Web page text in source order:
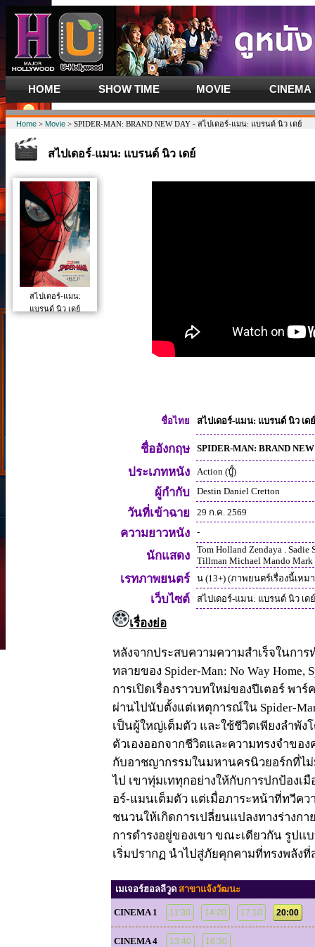
HOME SHOW TIME MOVIE CINEMA
Home > Movie > SPIDER-MAN: BRAND NEW DAY - สไปเดอร์-แมน: แบรนด์ นิว เดย์
สไปเดอร์-แมน: แบรนด์ นิว เดย์
สไปเดอร์-แมน:
แบรนด์ นิว เดย์
ชื่อไทย สไปเดอร์-แมน: แบรนด์ นิว เดย์
ชื่ออังกฤษ SPIDER-MAN: BRAND
ประเภทหนัง Action (บู๊์)
ผู้กำกับ Destin Daniel Cretton
วันที่เข้าฉาย 29 ก.ค. 2569
ความยาวหนัง -
นักแสดง
Tom Holland Zendaya . Sadie
Tillman Michael Mando Mark
เรทภาพยนตร์ น (13+) (ภาพยนตร์เรื่องนี้เห
เว็บไซต์ สไปเดอร์-แมน: แบรนด์ นิว เดย์
เรื่องย่อ
หลังจากประสบความความสำเร็จในกา
ทลายของ Spider-Man: No Way Home,
การเปิดเรื่องราวบทใหม่ของปีเตอร์ พา
ผ่านไปนับตั้งแต่เหตุการณ์ใน Spider-
เป็นผู้ใหญ่เต็มตัว และใช้ชีวิตเพียงลำพั
ตัวเองออกจากชีวิตและความทรงจำขอ
กับอาชญากรรมในมหานครนิวยอร์กที่ไ
ไป เขาทุ่มเททุกอย่างให้กับการปกป้องเ
อร์-แมนเต็มตัว แต่เมื่อภาระหน้าที่ทวีค
ชนวนให้เกิดการเปลี่ยนแปลงทางร่างก
การดำรงอยู่ของเขา ขณะเดียวกัน รูป
เริ่มปรากฏ นำไปสู่ภัยคุกคามที่ทรงพลังที่
เมเจอร์ฮอลลีวูด สาขาแจ้งวัฒนะ
CINEMA 1 11:30 14:20 17:10 20:00
CINEMA 4 13:40 16:30